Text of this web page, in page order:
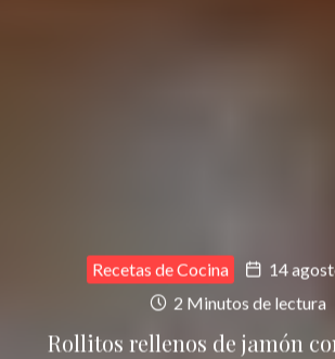
Recetas de Cocina
14
2 Minutos de lectura
Rollitos rellenos de jamón